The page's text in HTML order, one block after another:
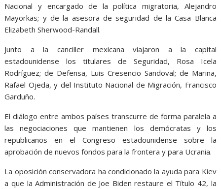
Nacional y encargado de la política migratoria, Alejandro
Mayorkas; y de la asesora de seguridad de la Casa Blanca
Elizabeth Sherwood-Randall.
Junto a la canciller mexicana viajaron a la capital
estadounidense los titulares de Seguridad, Rosa Icela
Rodríguez; de Defensa, Luis Cresencio Sandoval; de Marina,
Rafael Ojeda, y del Instituto Nacional de Migración, Francisco
Garduño.
El diálogo entre ambos países transcurre de forma paralela a
las negociaciones que mantienen los demócratas y los
republicanos en el Congreso estadounidense sobre la
aprobación de nuevos fondos para la frontera y para Ucrania.
La oposición conservadora ha condicionado la ayuda para Kiev
a que la Administración de Joe Biden restaure el Título 42, la